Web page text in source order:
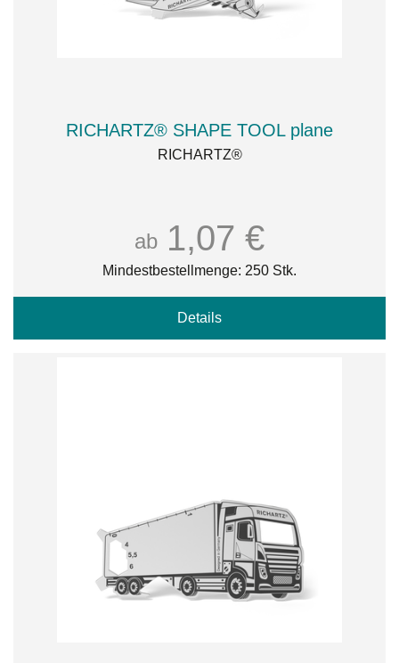
RICHARTZ® SHAPE TOOL plane
RICHARTZ®
ab 1,07 €
Mindestbestellmenge: 250 Stk.
Details